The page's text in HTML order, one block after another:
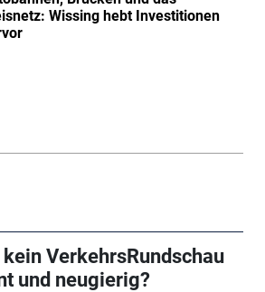
Wissing hebt Investitionen
VerkehrsRundschau
und neugierig?